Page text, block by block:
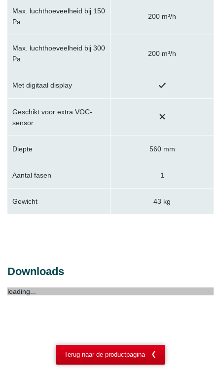
Max. luchthoeveelheid bij 150
Pa
200 m³/h
Max. luchthoeveelheid bij 300
Pa
200 m³/h
Met digitaal display
Geschikt voor extra VOC-
sensor
Diepte 560 mm
Aantal fasen 1
Gewicht 43 kg
Downloads
loading...
Terug naar de productpagina